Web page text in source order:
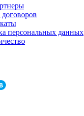
персональных данных